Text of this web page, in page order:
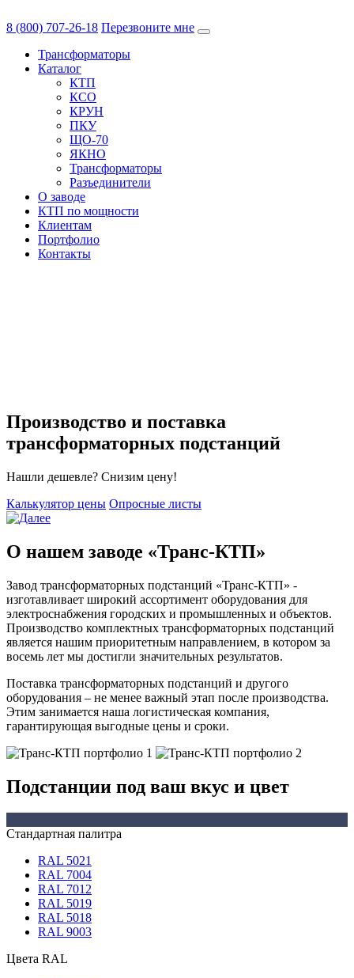
8 (800) 707-26-18 Перезвоните мне
Трансформаторы
Каталог
КТП
КСО
КРУН
ПКУ
ЩО-70
ЯКНО
Трансформаторы
Разъединители
О заводе
КТП по мощности
Клиентам
Портфолио
Контакты
Производство и поставка
трансформаторных подстанций
Нашли дешевле? Снизим цену!
Калькулятор цены Опросные листы
О нашем заводе «Транс-КТП»
Завод трансформаторных подстанций «Транс-КТП» -
изготавливает широкий ассортимент оборудования для
электроснабжения городских и промышленных и объектов.
Производство комплектных трансформаторных подстанций
является нашим приоритетным направлением, в котором за
восемь лет мы достигли значительных результатов.
Поставка трансформаторных подстанций и другого
оборудования – не менее важный этап после производства.
Этим занимается наша логистическая компания,
гарантирующая выгодные цены и сроки.
Подстанции под ваш вкус и цвет
Стандартная палитра
RAL 5021
RAL 7004
RAL 7012
RAL 5019
RAL 5018
RAL 9003
Цвета RAL